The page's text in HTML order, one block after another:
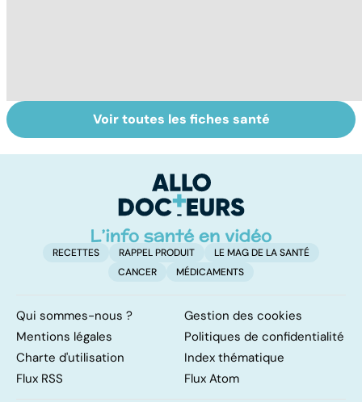
L'avortement :
quels délais,
Femmes :
comment
Voir toutes les fiches santé
RECETTES RAPPEL PRODUIT
LE MAG DE LA SANTÉ
CANCER
MÉDICAMENTS
Qui sommes-nous ?
Gestion des cookies
Mentions légales
Politiques de confidentialité
Charte d'utilisation
Index thématique
Flux RSS
Flux Atom